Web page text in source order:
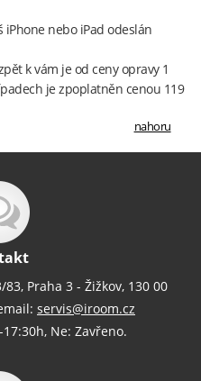
iPhone nebo iPad odeslán
k vám je od ceny opravy 1
je zpoplatněn cenou 119
nahoru
Praha 3 - Žižkov, 130 00
servis@iroom.cz
17:30h, Ne: Zavřeno.